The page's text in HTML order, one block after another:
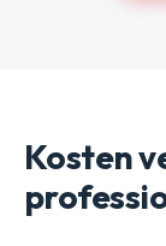
Kosten